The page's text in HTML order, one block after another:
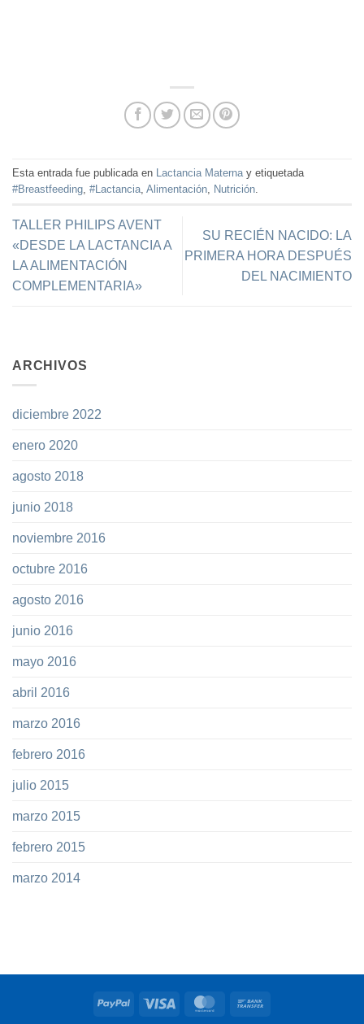
Esta entrada fue publicada en Lactancia Materna y etiquetada
#Breastfeeding #Lactancia Alimentación Nutrición
TALLER PHILIPS AVENT
«DESDE LA LACTANCIA A
LA ALIMENTACIÓN
COMPLEMENTARIA»
SU RECIÉN NACIDO: LA
PRIMERA HORA DESPUÉS
DEL NACIMIENTO
ARCHIVOS
diciembre 2022
enero 2020
agosto 2018
junio 2018
noviembre 2016
octubre 2016
agosto 2016
junio 2016
mayo 2016
abril 2016
marzo 2016
febrero 2016
julio 2015
marzo 2015
febrero 2015
marzo 2014
PayPal Visa MasterCard